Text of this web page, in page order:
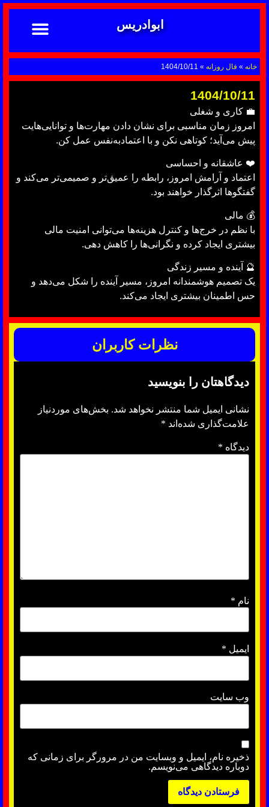
ابوادریس
خانه » فال روزانه »
1404/10/11
1404/10/11
💼 کاری و شغلی
امروز زمان مناسبی برای نشان دادن مهارت‌ها و توانایی‌هایت
پیش می‌آید؛ کوتاهی نکن و با اعتمادبه‌نفس عمل کن.
❤️ عاشقانه و احساسی
اعتماد و آرامش امروز، رابطه را عمیق‌تر و صمیمی‌تر می‌کند و
گفتگوها اثرگذار خواهند بود.
💰 مالی
با نظم در خرج‌ها و کنترل هزینه‌ها می‌توانی امنیت مالی
بیشتری ایجاد کرده و نگرانی‌ها را کاهش دهی.
🔮 آینده و مسیر زندگی
یک تصمیم هوشمندانه امروز، مسیر آینده را شکل می‌دهد و
حس اطمینان بیشتری ایجاد می‌کند.
نظرات کاربران
دیدگاهتان را بنویسید
نشانی ایمیل شما منتشر نخواهد شد. بخش‌های موردنیاز
علامت‌گذاری شده‌اند *
دیدگاه *
نام *
ایمیل *
وب‌ سایت
ذخیره نام، ایمیل و وبسایت من در مرورگر برای زمانی که
دوباره دیدگاهی می‌نویسم.